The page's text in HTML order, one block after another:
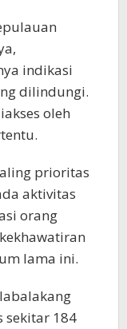
indikasi
dilindungi.
oleh
prioritas
aktivitas
orang
lama ini.
sekitar 184